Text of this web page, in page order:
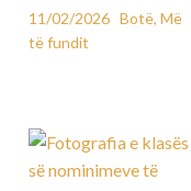
11/02/2026 Botë,Më
të fundit